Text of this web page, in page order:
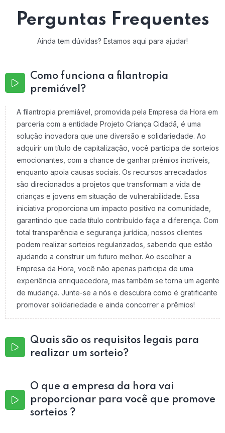
Perguntas Frequentes
Ainda tem dúvidas? Estamos aqui para ajudar!
Como funciona a filantropia
premiável?
A filantropia premiável, promovida pela Empresa da Hora em
parceria com a entidade Projeto Criança Cidadã, é uma
solução inovadora que une diversão e solidariedade. Ao
adquirir um título de capitalização, você participa de sorteios
emocionantes, com a chance de ganhar prêmios incríveis,
enquanto apoia causas sociais. Os recursos arrecadados
são direcionados a projetos que transformam a vida de
crianças e jovens em situação de vulnerabilidade. Essa
iniciativa proporciona um impacto positivo na comunidade,
garantindo que cada título contribuído faça a diferença. Com
total transparência e segurança jurídica, nossos clientes
podem realizar sorteios regularizados, sabendo que estão
ajudando a construir um futuro melhor. Ao escolher a
Empresa da Hora, você não apenas participa de uma
experiência enriquecedora, mas também se torna um agente
de mudança. Junte-se a nós e descubra como é gratificante
promover solidariedade e ainda concorrer a prêmios!
Quais são os requisitos legais para
realizar um sorteio?
O que a empresa da hora vai
proporcionar para você que promove
sorteios ?